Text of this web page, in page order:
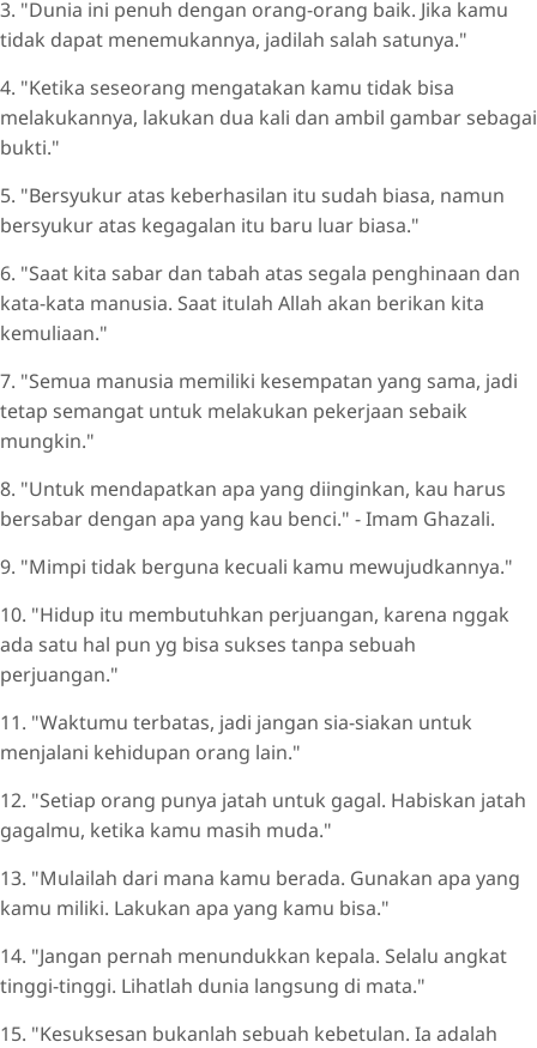
3. "Dunia ini penuh dengan orang-orang baik. Jika kamu
tidak dapat menemukannya, jadilah salah satunya."
4. "Ketika seseorang mengatakan kamu tidak bisa
melakukannya, lakukan dua kali dan ambil gambar sebagai
bukti."
5. "Bersyukur atas keberhasilan itu sudah biasa, namun
bersyukur atas kegagalan itu baru luar biasa."
6. "Saat kita sabar dan tabah atas segala penghinaan dan
kata-kata manusia. Saat itulah Allah akan berikan kita
kemuliaan."
7. "Semua manusia memiliki kesempatan yang sama, jadi
tetap semangat untuk melakukan pekerjaan sebaik
mungkin."
8. "Untuk mendapatkan apa yang diinginkan, kau harus
bersabar dengan apa yang kau benci." - Imam Ghazali.
9. "Mimpi tidak berguna kecuali kamu mewujudkannya."
10. "Hidup itu membutuhkan perjuangan, karena nggak
ada satu hal pun yg bisa sukses tanpa sebuah
perjuangan."
11. "Waktumu terbatas, jadi jangan sia-siakan untuk
menjalani kehidupan orang lain."
12. "Setiap orang punya jatah untuk gagal. Habiskan jatah
gagalmu, ketika kamu masih muda."
13. "Mulailah dari mana kamu berada. Gunakan apa yang
kamu miliki. Lakukan apa yang kamu bisa."
14. "Jangan pernah menundukkan kepala. Selalu angkat
tinggi-tinggi. Lihatlah dunia langsung di mata."
15. "Kesuksesan bukanlah sebuah kebetulan. Ia adalah